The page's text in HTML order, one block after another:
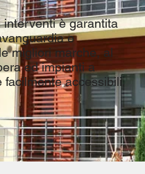
è garantita
e
migliori marche, al
ed impianti a
accessibili.